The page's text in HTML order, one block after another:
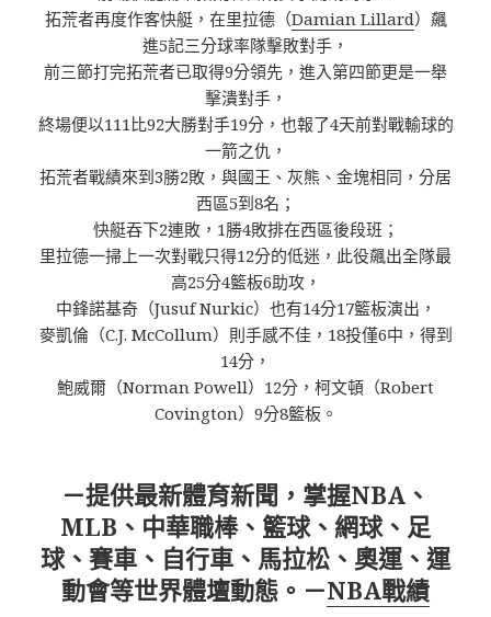
拓荒者再度作客快艇，在里拉德（Damian Lillard）飆
進5記三分球率隊擊敗對手，
前三節打完拓荒者已取得9分領先，進入第四節更是一舉
擊潰對手，
終場便以111比92大勝對手19分，也報了4天前對戰輸球的
一箭之仇，
拓荒者戰績來到3勝2敗，與國王、灰熊、金塊相同，分居
西區5到8名；
快艇吞下2連敗，1勝4敗排在西區後段班；
里拉德一掃上一次對戰只得12分的低迷，此役飆出全隊最
高25分4籃板6助攻，
中鋒諾基奇（Jusuf Nurkic）也有14分17籃板演出，
麥凱倫（C.J. McCollum）則手感不佳，18投僅6中，得到
14分，
鮑威爾（Norman Powell）12分，柯文頓（Robert
Covington）9分8籃板。
－提供最新體育新聞，掌握NBA、
MLB、中華職棒、籃球、網球、足
球、賽車、自行車、馬拉松、奧運、運
動會等世界體壇動態。－NBA戰績